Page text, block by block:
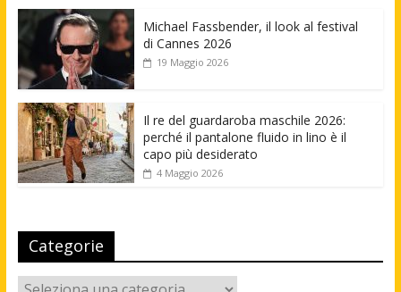
Michael Fassbender, il look al festival
di Cannes 2026
19 Maggio 2026
Il re del guardaroba maschile 2026:
perché il pantalone fluido in lino è il
capo più desiderato
4 Maggio 2026
Categorie
Categorie